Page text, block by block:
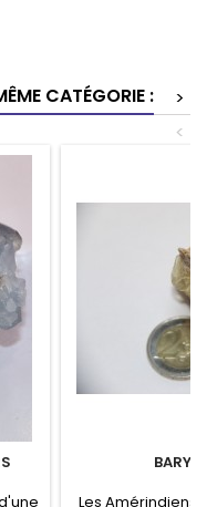
CATÉGORIE :
>
<
Les Amérindiens